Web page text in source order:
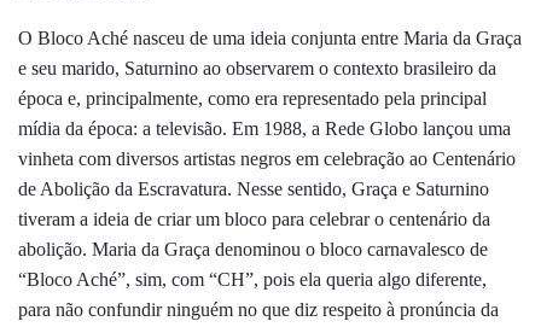
O Bloco Aché nasceu de uma ideia conjunta entre Maria da Graça
e seu marido, Saturnino ao observarem o contexto brasileiro da
época e, principalmente, como era representado pela principal
mídia da época: a televisão. Em 1988, a Rede Globo lançou uma
vinheta com diversos artistas negros em celebração ao Centenário
de Abolição da Escravatura. Nesse sentido, Graça e Saturnino
tiveram a ideia de criar um bloco para celebrar o centenário da
abolição. Maria da Graça denominou o bloco carnavalesco de
“Bloco Aché”, sim, com “CH”, pois ela queria algo diferente,
para não confundir ninguém no que diz respeito à pronúncia da